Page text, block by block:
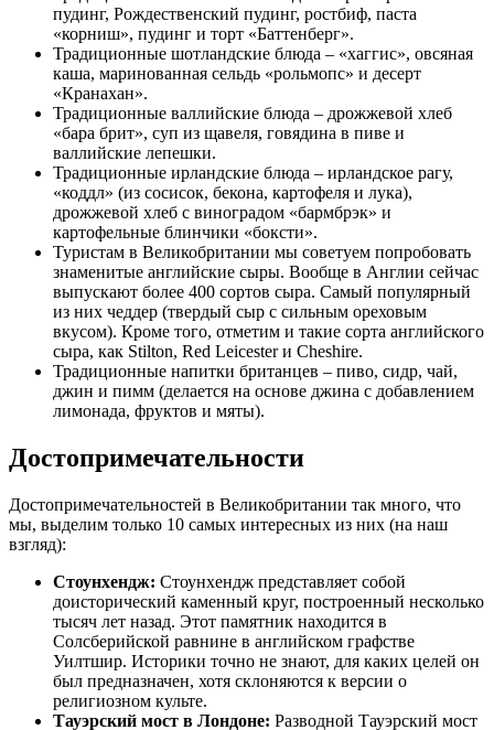
пудинг, Рождественский пудинг, ростбиф, паста
«корниш», пудинг и торт «Баттенберг».
Традиционные шотландские блюда – «хаггис», овсяная
каша, маринованная сельдь «рольмопс» и десерт
«Кранахан».
Традиционные валлийские блюда – дрожжевой хлеб
«бара брит», суп из щавеля, говядина в пиве и
валлийские лепешки.
Традиционные ирландские блюда – ирландское рагу,
«коддл» (из сосисок, бекона, картофеля и лука),
дрожжевой хлеб с виноградом «бармбрэк» и
картофельные блинчики «боксти».
Туристам в Великобритании мы советуем попробовать
знаменитые английские сыры. Вообще в Англии сейчас
выпускают более 400 сортов сыра. Самый популярный
из них чеддер (твердый сыр с сильным ореховым
вкусом). Кроме того, отметим и такие сорта английского
сыра, как Stilton, Red Leicester и Cheshire.
Традиционные напитки британцев – пиво, сидр, чай,
джин и пимм (делается на основе джина с добавлением
лимонада, фруктов и мяты).
Достопримечательности
Достопримечательностей в Великобритании так много, что
мы, выделим только 10 самых интересных из них (на наш
взгляд):
Стоунхендж: Стоунхендж представляет собой
доисторический каменный круг, построенный несколько
тысяч лет назад. Этот памятник находится в
Солсберийской равнине в английском графстве
Уилтшир. Историки точно не знают, для каких целей он
был предназначен, хотя склоняются к версии о
религиозном культе.
Тауэрский мост в Лондоне: Разводной Тауэрский мост